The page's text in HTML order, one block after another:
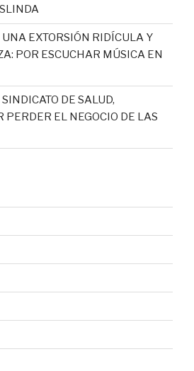
EXTORSIÓN RIDÍCULA Y
POR ESCUCHAR MÚSICA EN
DE SALUD,
PERDER EL NEGOCIO DE LAS